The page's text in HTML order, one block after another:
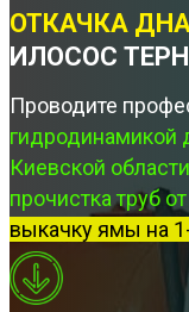
ОТКАЧКА
ИЛОСОС
Проводите
гидродинамикой
Киевской
прочистка труб
выкачку ямы на